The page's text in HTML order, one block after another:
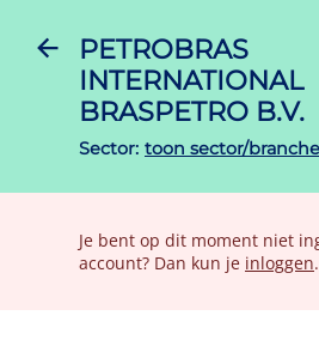
PETROBRAS
INTERNATIONAL
BRASPETRO B.V.
Sector: toon sector/branche
Je bent op dit moment niet
account? Dan kun je inloggen